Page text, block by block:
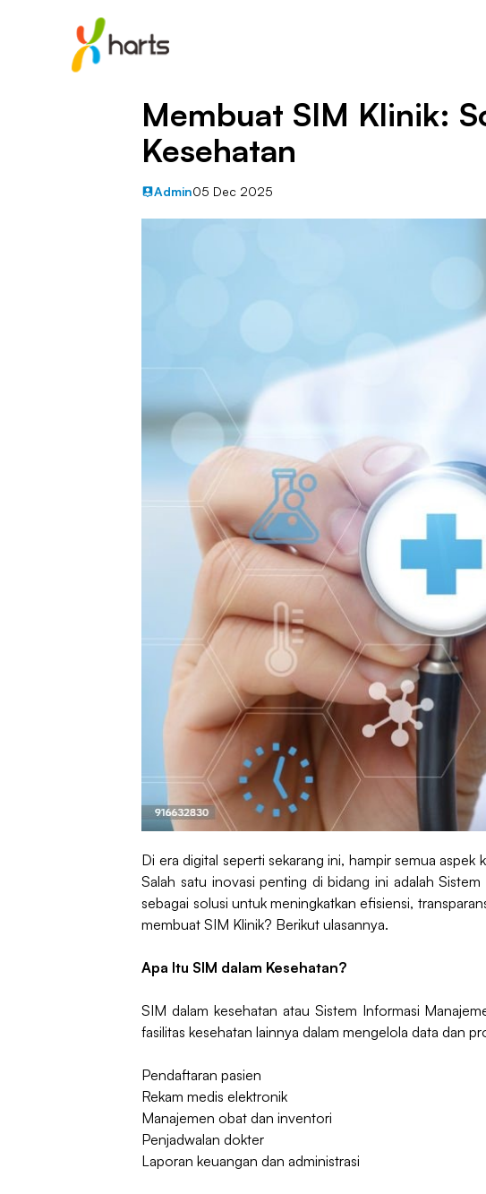
Membuat SIM Klinik:
Kesehatan
Admin05 Dec 2025
Di era digital seperti sekarang ini, hampir semua
Salah satu inovasi penting di bidang ini adalah
sebagai solusi untuk meningkatkan efisiensi,
membuat SIM Klinik? Berikut ulasannya.
Apa Itu SIM dalam Kesehatan?
SIM dalam kesehatan atau Sistem Informasi
fasilitas kesehatan lainnya dalam mengelola data dan
Pendaftaran pasien
Rekam medis elektronik
Manajemen obat dan inventori
Penjadwalan dokter
Laporan keuangan dan administrasi